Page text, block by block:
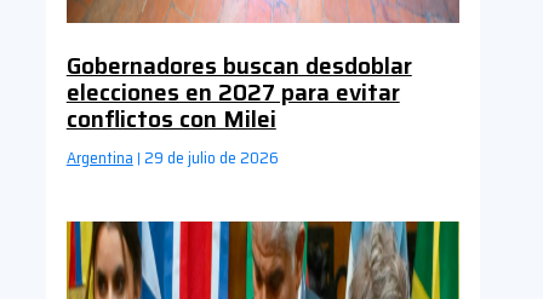
Gobernadores buscan desdoblar
elecciones en 2027 para evitar
conflictos con Milei
Argentina | 29 de julio de 2026